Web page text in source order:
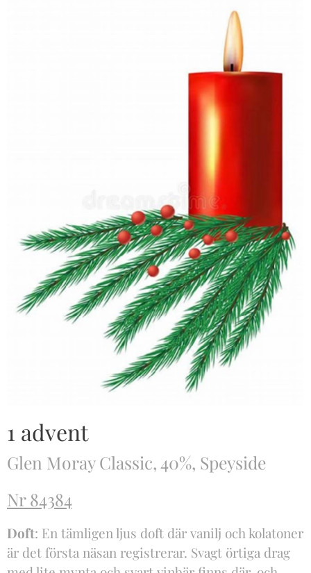
1 advent
Glen Moray Classic, 40%, Speyside
Nr 84384
Doft: En tämligen ljus doft där vanilj och kolatoner
är det första näsan registrerar. Svagt örtiga drag